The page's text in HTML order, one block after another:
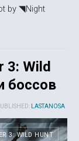
by ◥Night
3: Wild
боссов
LASTANOSA
3: WILD HUNT